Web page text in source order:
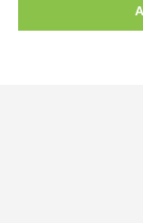
Fax: 0172-487399